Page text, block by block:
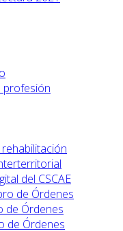
profesión
del CSCAE
de Órdenes
de Órdenes
de Órdenes